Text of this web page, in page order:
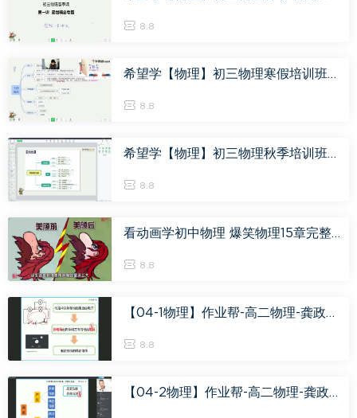
8.8
希望学【物理】初三物理寒假培训班(创新A在线)-牛永刚21-01-30，网盘下载(3.93G)
8.8
希望学【物理】初三物理秋季培训班(创新A在线)-牛永刚20-09-04，网盘下载(6.49G)
8.8
看动画学初中物理 爆笑物理15章完整，百度网盘(7.28G)
8.8
【04-1物理】作业帮-高二物理-龚政【暑假班】2019 尖端2班（课改版），百度网盘(6.07G)
8.8
【04-2物理】作业帮-高二物理-龚政【秋季班】2019 尖端2班（课改版），百度网盘(23.61G)